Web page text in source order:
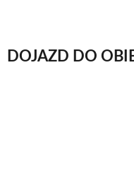
DOJAZD DO